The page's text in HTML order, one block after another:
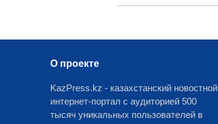
О проекте
KazPress.kz - казахстанский новостной
интернет-портал с аудиторией 500
тысяч уникальных пользователей в